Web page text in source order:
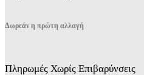
Δωρεάν η πρώτη αλλαγή
Πληρωμές Χωρίς Επιβαρύνσεις